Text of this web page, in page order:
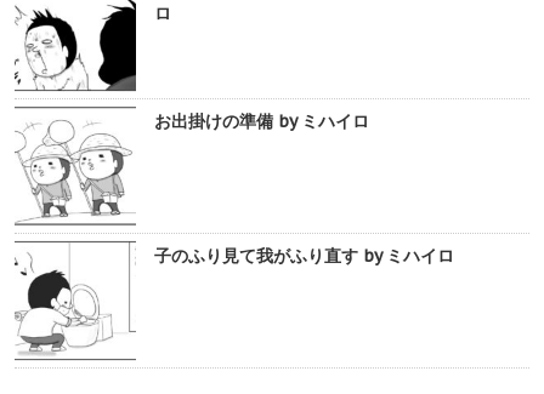
ロ
お出掛けの準備 by ミハイロ
子のふり見て我がふり直す by ミハイロ